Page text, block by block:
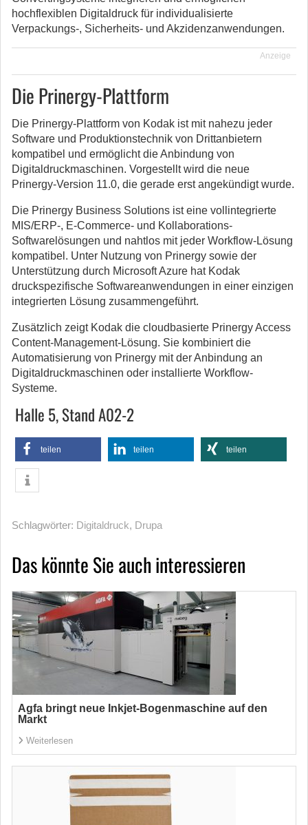
hochflexiblen Digitaldruck für individualisierte
Verpackungs-, Sicherheits- und Akzidenzanwendungen.
Anzeige
Die Prinergy-Plattform
Die Prinergy-Plattform von Kodak ist mit nahezu jeder
Software und Produktionstechnik von Drittanbietern
kompatibel und ermöglicht die Anbindung von
Digitaldruckmaschinen. Vorgestellt wird die neue
Prinergy-Version 11.0, die gerade erst angekündigt wurde.
Die Prinergy Business Solutions ist eine vollintegrierte
MIS/ERP-, E-Commerce- und Kollaborations-
Softwarelösungen und nahtlos mit jeder Workflow-Lösung
kompatibel. Unter Nutzung von Prinergy sowie der
Unterstützung durch Microsoft Azure hat Kodak
druckspezifische Softwareanwendungen in einer einzigen
integrierten Lösung zusammengeführt.
Zusätzlich zeigt Kodak die cloudbasierte Prinergy Access
Content-Management-Lösung. Sie kombiniert die
Automatisierung von Prinergy mit der Anbindung an
Digitaldruckmaschinen oder installierte Workflow-
Systeme.
Halle 5, Stand A02-2
teilen teilen teilen
Schlagwörter: Digitaldruck, Drupa
Das könnte Sie auch interessieren
Agfa bringt neue Inkjet-Bogenmaschine auf den
Markt
Weiterlesen